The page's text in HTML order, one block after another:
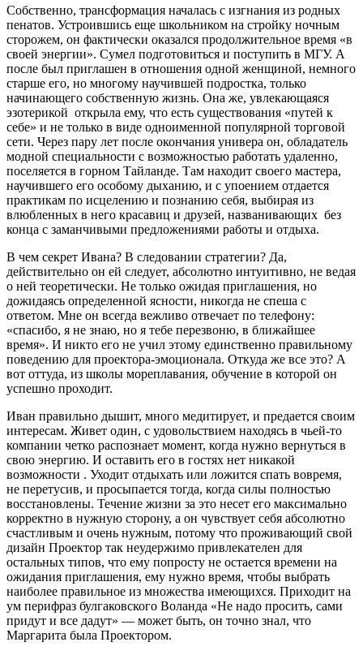
Собственно, трансформация началась с изгнания из родных
пенатов. Устроившись еще школьником на стройку ночным
сторожем, он фактически оказался продолжительное время «в
своей энергии». Сумел подготовиться и поступить в МГУ. А
после был приглашен в отношения одной женщиной, немного
старше его, но многому научившей подростка, только
начинающего собственную жизнь. Она же, увлекающаяся
эзотерикой открыла ему, что есть существования «путей к
себе» и не только в виде одноименной популярной торговой
сети. Через пару лет после окончания универа он, обладатель
модной специальности с возможностью работать удаленно,
поселяется в горном Тайланде. Там находит своего мастера,
научившего его особому дыханию, и с упоением отдается
практикам по исцелению и познанию себя, выбирая из
влюбленных в него красавиц и друзей, названивающих без
конца с заманчивыми предложениями работы и отдыха.
В чем секрет Ивана? В следовании стратегии? Да,
действительно он ей следует, абсолютно интуитивно, не ведая
о ней теоретически. Не только ожидая приглашения, но
дожидаясь определенной ясности, никогда не спеша с
ответом. Мне он всегда вежливо отвечает по телефону:
«спасибо, я не знаю, но я тебе перезвоню, в ближайшее
время». И никто его не учил этому единственно правильному
поведению для проектора-эмоционала. Откуда же все это? А
вот оттуда, из школы мореплавания, обучение в которой он
успешно проходит.
Иван правильно дышит, много медитирует, и предается своим
интересам. Живет один, с удовольствием находясь в чьей-то
компании четко распознает момент, когда нужно вернуться в
свою энергию. И оставить его в гостях нет никакой
возможности . Уходит отдыхать или ложится спать вовремя,
не перетусив, и просыпается тогда, когда силы полностью
восстановлены. Течение жизни за это несет его максимально
корректно в нужную сторону, а он чувствует себя абсолютно
счастливым и очень нужным, потому что проживающий свой
дизайн Проектор так неудержимо привлекателен для
остальных типов, что ему попросту не остается времени на
ожидания приглашения, ему нужно время, чтобы выбрать
наиболее правильное из множества имеющихся. Приходит на
ум перифраз булгаковского Воланда «Не надо просить, сами
придут и все дадут» — может быть, он точно знал, что
Маргарита была Проектором.